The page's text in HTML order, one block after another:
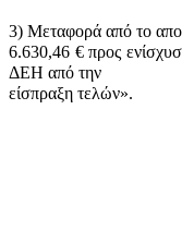
3) Μεταφορά από το
6.630,46 € προς
ΔΕΗ από την
είσπραξη τελών».